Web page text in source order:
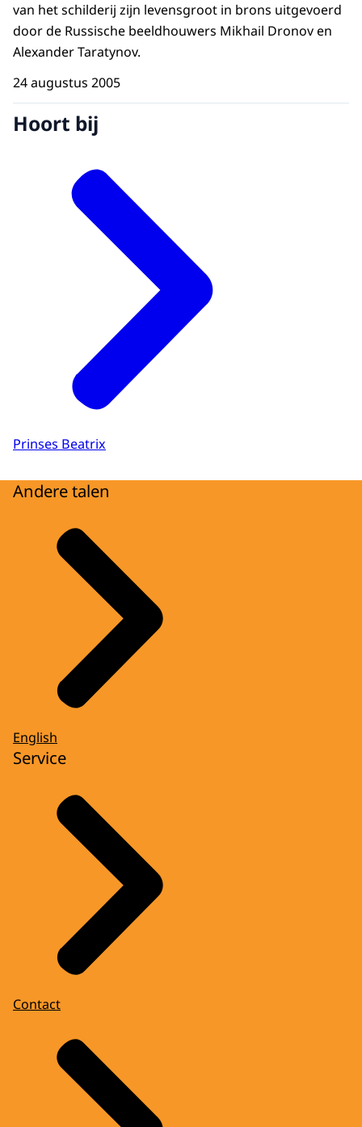
van het schilderij zijn levensgroot in brons uitgevoerd
door de Russische beeldhouwers Mikhail Dronov en
Alexander Taratynov.
24 augustus 2005
Hoort bij
Prinses Beatrix
Andere talen
English
Service
Contact